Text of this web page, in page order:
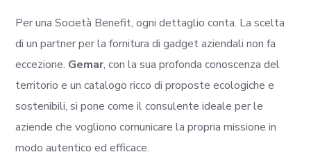
Per una Società Benefit, ogni dettaglio conta. La scelta
di un partner per la fornitura di gadget aziendali non fa
eccezione. Gemar, con la sua profonda conoscenza del
territorio e un catalogo ricco di proposte ecologiche e
sostenibili, si pone come il consulente ideale per le
aziende che vogliono comunicare la propria missione in
modo autentico ed efficace.